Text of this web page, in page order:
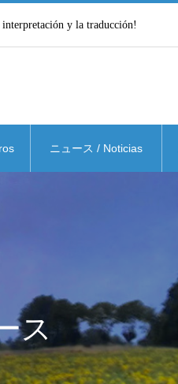
y la traducción!
ニュース / Noticias
ス